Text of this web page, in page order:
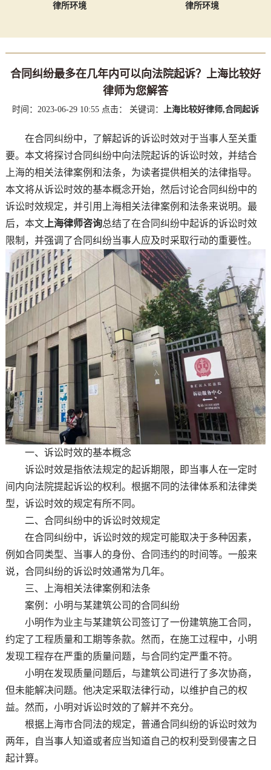
律所环境 律所环境
合同纠纷最多在几年内可以向法院起诉？上海比较好
律师为您解答
时间：2023-06-29 10:55 点击： 关键词： 上海比较好律师,合同起诉
在合同纠纷中，了解起诉的诉讼时效对于当事人至关重
要。本文将探讨合同纠纷中向法院起诉的诉讼时效，并结合
上海的相关法律案例和法条，为读者提供相关的法律指导。
本文将从诉讼时效的基本概念开始，然后讨论合同纠纷中的
诉讼时效规定，并引用上海相关法律案例和法条来说明。最
后，本文上海律师咨询总结了在合同纠纷中起诉的诉讼时效
限制，并强调了合同纠纷当事人应及时采取行动的重要性。
一、诉讼时效的基本概念
诉讼时效是指依法规定的起诉期限，即当事人在一定时
间内向法院提起诉讼的权利。根据不同的法律体系和法律类
型，诉讼时效的规定有所不同。
二、合同纠纷中的诉讼时效规定
在合同纠纷中，诉讼时效的规定可能取决于多种因素，
例如合同类型、当事人的身份、合同违约的时间等。一般来
说，合同纠纷的诉讼时效通常为几年。
三、上海相关法律案例和法条
案例：小明与某建筑公司的合同纠纷
小明作为业主与某建筑公司签订了一份建筑施工合同，
约定了工程质量和工期等条款。然而，在施工过程中，小明
发现工程存在严重的质量问题，与合同约定严重不符。
小明在发现质量问题后，与建筑公司进行了多次协商，
但未能解决问题。他决定采取法律行动，以维护自己的权
益。然而，小明对诉讼时效的了解并不充分。
根据上海市合同法的规定，普通合同纠纷的诉讼时效为
两年，自当事人知道或者应当知道自己的权利受到侵害之日
起计算。